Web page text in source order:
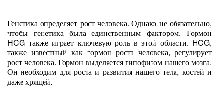
Генетика определяет рост человека. Однако не обязательно,
чтобы генетика была единственным фактором. Гормон
HCG также играет ключевую роль в этой области. HCG,
также известный как гормон роста человека, регулирует
рост человека. Гормон выделяется гипофизом нашего мозга.
Он необходим для роста и развития нашего тела, костей и
даже хрящей.